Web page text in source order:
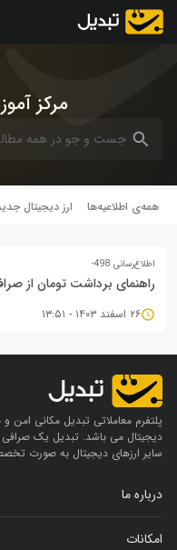
پرش به محتوا
مرکز
همه‌ی اطلاعیه‌ها ارز دیجیتال
اطلاع‌رسانی 498-
راهنمای برداشت تومان از
۲۶ اسفند ۱۴۰۳ - ۱۳:۵۱
پلتفرم معاملاتی تبدیل مکانی امن
دیجیتال می باشد. تبدیل یک
سایر ارزهای دیجیتال به صورت
درباره ما
امکانات